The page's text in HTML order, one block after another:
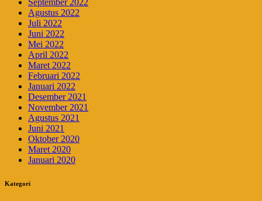
September 2022
Agustus 2022
Juli 2022
Juni 2022
Mei 2022
April 2022
Maret 2022
Februari 2022
Januari 2022
Desember 2021
November 2021
Agustus 2021
Juni 2021
Oktober 2020
Maret 2020
Januari 2020
Kategori